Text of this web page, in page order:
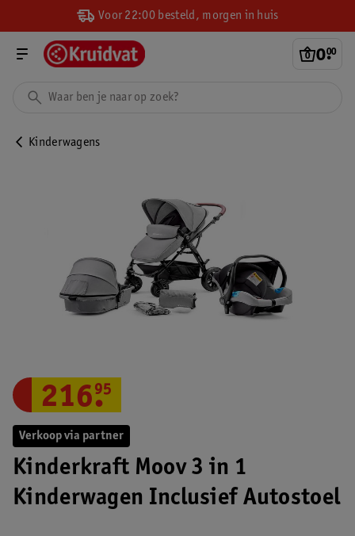
Voor 22:00 besteld, morgen in huis
0.
00
Kinderwagens
Verkoop via partner
Kinderkraft Moov 3 in 1
Kinderwagen Inclusief Autostoel
216.
95